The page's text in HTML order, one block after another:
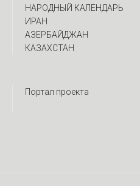
НАРОДНЫЙ КАЛЕНДАРЬ
ИРАН
АЗЕРБАЙДЖАН
КАЗАХСТАН
Портал проекта